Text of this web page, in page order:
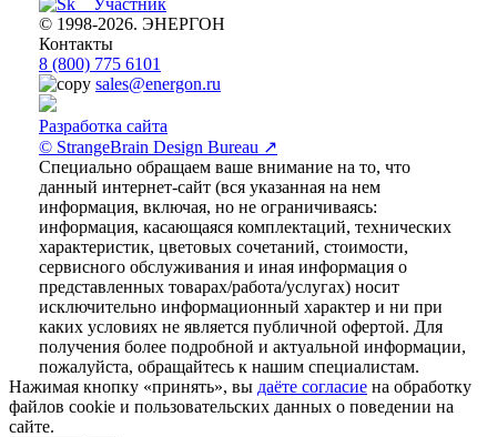
© 1998-2026. ЭНЕРГОН
Контакты
8 (800) 775 6101
sales@energon.ru
Разработка сайта
© StrangeBrain Design Bureau ↗
Специально обращаем ваше внимание на то, что
данный интернет-сайт (вся указанная на нем
информация, включая, но не ограничиваясь:
информация, касающаяся комплектаций, технических
характеристик, цветовых сочетаний, стоимости,
сервисного обслуживания и иная информация о
представленных товарах/работа/услугах) носит
исключительно информационный характер и ни при
каких условиях не является публичной офертой. Для
получения более подробной и актуальной информации,
пожалуйста, обращайтесь к нашим специалистам.
Нажимая кнопку «принять», вы даёте согласие на обработку
файлов cookie и пользовательских данных о поведении на
сайте.